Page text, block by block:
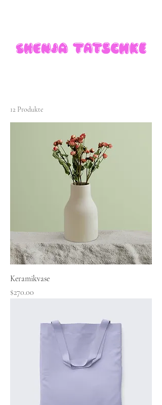
12 Produkte
Keramikvase
Preis
$270.00